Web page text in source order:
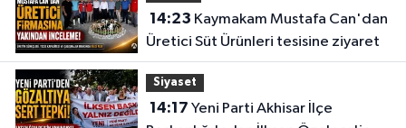
14:23
Üretici Süt Ürünleri tesisine ziyaret
Siyaset
14:17